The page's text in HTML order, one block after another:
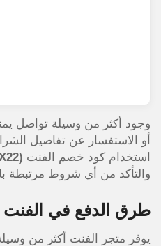
وجود أكثر من وسيلة تواصل
أو الاستفسار عن تفاصيل
استخدام كود خصم الفنت (X22)
والتأكد من أي شروط مرتبطة
طرق الدفع في الفنت
يوفر متجر الفنت أكثر من